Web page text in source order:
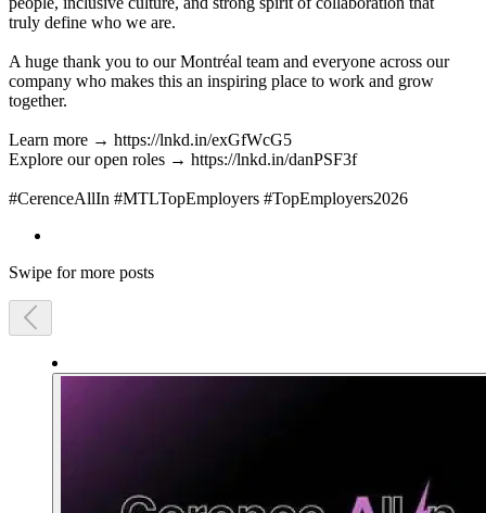
truly define who we are.
A huge thank you to our Montréal team and everyone across our
company who makes this an inspiring place to work and grow
together.
Learn more → https://lnkd.in/exGfWcG5
Explore our open roles → https://lnkd.in/danPSF3f
#CerenceAllIn #MTLTopEmployers #TopEmployers2026
Swipe for more posts